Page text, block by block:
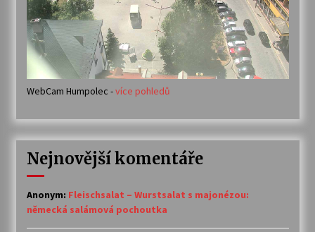
WebCam Humpolec -více pohledů
Nejnovější komentáře
Anonym: Fleischsalat – Wurstsalat s majonézou:
německá salámová pochoutka